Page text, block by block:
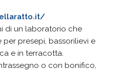
di un laboratorio che
presepi, bassorilievi e
e in terracotta.
o con bonifico,